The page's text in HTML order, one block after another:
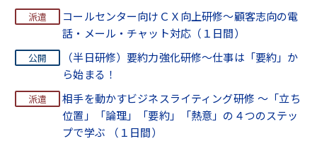
コールセンター向けＣＸ向上研修～顧客志向の電
話・メール・チャット対応（１日間）
（半日研修）要約力強化研修～仕事は「要約」か
ら始まる！
相手を動かすビジネスライティング研修 ～「立ち
位置」「論理」「要約」「熱意」の４つのステッ
プで学ぶ （１日間）